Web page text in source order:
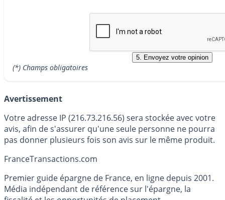
(*) Champs obligatoires
Avertissement
Votre adresse IP (216.73.216.56) sera stockée avec votre
avis, afin de s'assurer qu'une seule personne ne pourra
pas donner plusieurs fois son avis sur le même produit.
FranceTransactions.com
Premier guide épargne de France, en ligne depuis 2001.
Média indépendant de référence sur l'épargne, la